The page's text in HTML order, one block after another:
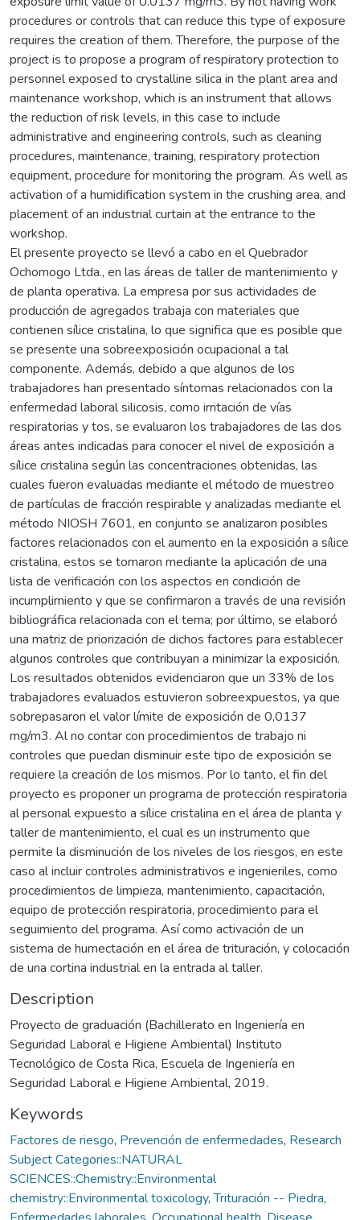
procedures or controls that can reduce this type of exposure
requires the creation of them. Therefore, the purpose of the
project is to propose a program of respiratory protection to
personnel exposed to crystalline silica in the plant area and
maintenance workshop, which is an instrument that allows
the reduction of risk levels, in this case to include
administrative and engineering controls, such as cleaning
procedures, maintenance, training, respiratory protection
equipment, procedure for monitoring the program. As well as
activation of a humidification system in the crushing area, and
placement of an industrial curtain at the entrance to the
workshop.
El presente proyecto se llevó a cabo en el Quebrador
Ochomogo Ltda., en las áreas de taller de mantenimiento y
de planta operativa. La empresa por sus actividades de
producción de agregados trabaja con materiales que
contienen sílice cristalina, lo que significa que es posible que
se presente una sobreexposición ocupacional a tal
componente. Además, debido a que algunos de los
trabajadores han presentado síntomas relacionados con la
enfermedad laboral silicosis, como irritación de vías
respiratorias y tos, se evaluaron los trabajadores de las dos
áreas antes indicadas para conocer el nivel de exposición a
sílice cristalina según las concentraciones obtenidas, las
cuales fueron evaluadas mediante el método de muestreo
de partículas de fracción respirable y analizadas mediante el
método NIOSH 7601, en conjunto se analizaron posibles
factores relacionados con el aumento en la exposición a sílice
cristalina, estos se tomaron mediante la aplicación de una
lista de verificación con los aspectos en condición de
incumplimiento y que se confirmaron a través de una revisión
bibliográfica relacionada con el tema; por último, se elaboró
una matriz de priorización de dichos factores para establecer
algunos controles que contribuyan a minimizar la exposición.
Los resultados obtenidos evidenciaron que un 33% de los
trabajadores evaluados estuvieron sobreexpuestos, ya que
sobrepasaron el valor límite de exposición de 0,0137
mg/m3. Al no contar con procedimientos de trabajo ni
controles que puedan disminuir este tipo de exposición se
requiere la creación de los mismos. Por lo tanto, el fin del
proyecto es proponer un programa de protección respiratoria
al personal expuesto a sílice cristalina en el área de planta y
taller de mantenimiento, el cual es un instrumento que
permite la disminución de los niveles de los riesgos, en este
caso al incluir controles administrativos e ingenieriles, como
procedimientos de limpieza, mantenimiento, capacitación,
equipo de protección respiratoria, procedimiento para el
seguimiento del programa. Así como activación de un
sistema de humectación en el área de trituración, y colocación
de una cortina industrial en la entrada al taller.
Description
Proyecto de graduación (Bachillerato en Ingeniería en
Seguridad Laboral e Higiene Ambiental) Instituto
Tecnológico de Costa Rica, Escuela de Ingeniería en
Seguridad Laboral e Higiene Ambiental, 2019.
Keywords
Factores de riesgo, Prevención de enfermedades, Research
Subject Categories::NATURAL
SCIENCES::Chemistry::Environmental
chemistry::Environmental toxicology,Trituración -- Piedra,